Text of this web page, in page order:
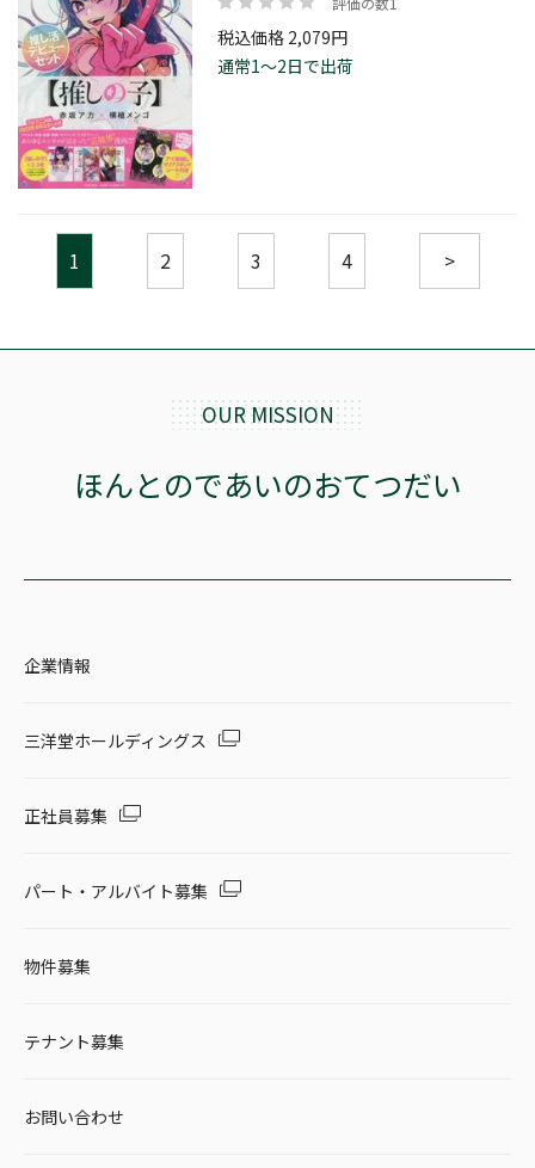
税込価格 2,079円
通常1～2日で出荷
1 2 3 4 >
OUR MISSION
ほんとのであいのおてつだい
企業情報
三洋堂ホールディングス
正社員募集
パート・アルバイト募集
物件募集
テナント募集
お問い合わせ